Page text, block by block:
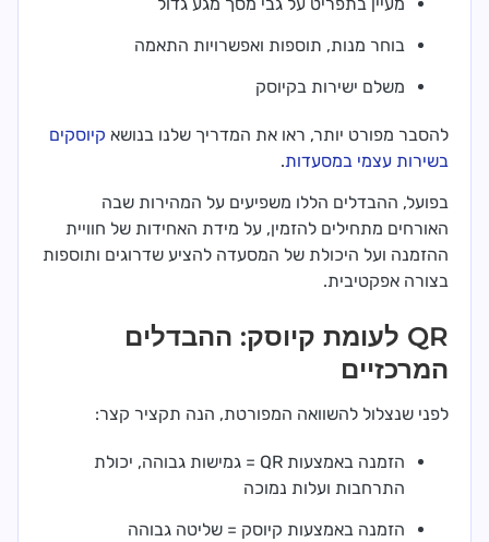
בוחר מנות, תוספות ואפשרויות התאמה
משלם ישירות בקיוסק
להסבר מפורט יותר, ראו את המדריך שלנו בנושא קיוסקים
בשירות עצמי במסעדות.
בפועל, ההבדלים הללו משפיעים על המהירות שבה
האורחים מתחילים להזמין, על מידת האחידות של חוויית
ההזמנה ועל היכולת של המסעדה להציע שדרוגים ותוספות
בצורה אפקטיבית.
QR לעומת קיוסק: ההבדלים
המרכזיים
לפני שנצלול להשוואה המפורטת, הנה תקציר קצר:
הזמנה באמצעות QR = גמישות גבוהה, יכולת
התרחבות ועלות נמוכה
הזמנה באמצעות קיוסק = שליטה גבוהה